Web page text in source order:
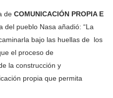
de COMUNICACIÓN PROPIA E
del pueblo Nasa añadió: “La
bajo las huellas de los
el proceso de
la construcción y
propia que permita